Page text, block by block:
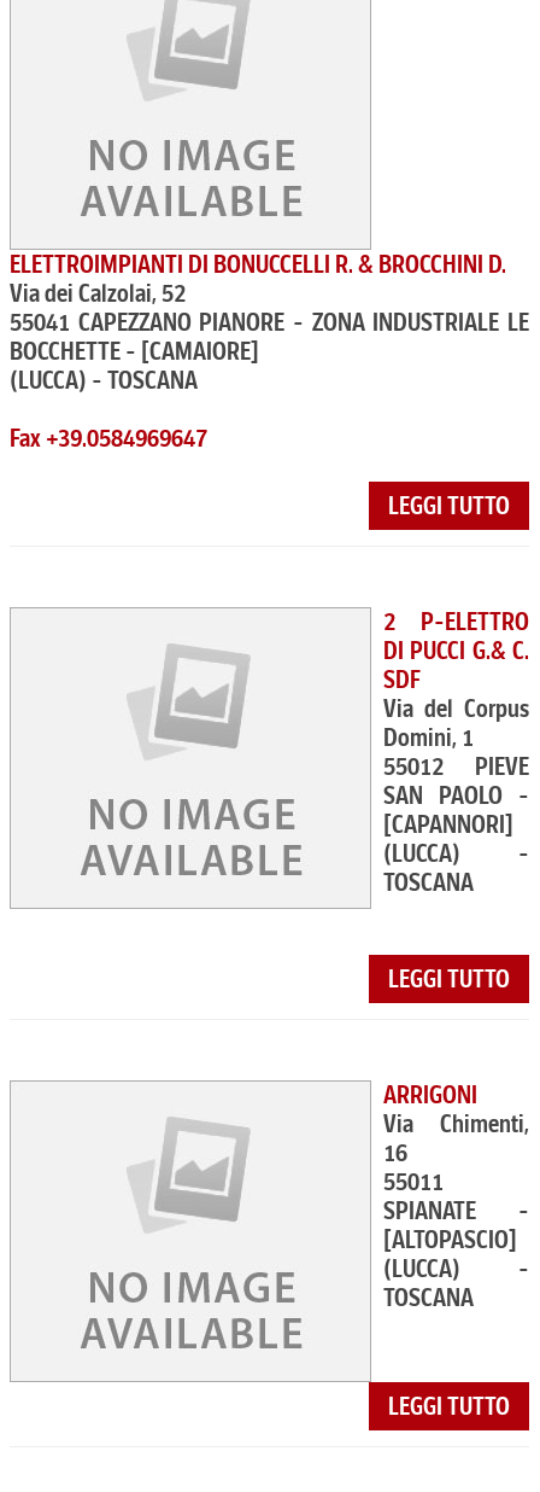
ELETTROIMPIANTI DI BONUCCELLI R. & BROCCHINI D.
Via dei Calzolai, 52
55041 CAPEZZANO PIANORE - ZONA INDUSTRIALE LE
BOCCHETTE - [CAMAIORE]
(LUCCA) - TOSCANA
Fax +39.0584969647
LEGGI TUTTO
2 P-ELETTRO
DI PUCCI G.& C.
SDF
Via del Corpus
Domini, 1
55012 PIEVE
SAN PAOLO -
[CAPANNORI]
(LUCCA) -
TOSCANA
LEGGI TUTTO
ARRIGONI
Via Chimenti,
16
55011
SPIANATE -
[ALTOPASCIO]
(LUCCA) -
TOSCANA
LEGGI TUTTO